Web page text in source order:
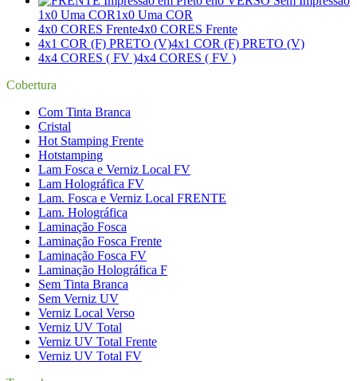
1x0 Uma COR1x0 Uma COR
4x0 CORES Frente4x0 CORES Frente
4x1 COR (F) PRETO (V)4x1 COR (F) PRETO (V)
4x4 CORES ( FV )4x4 CORES ( FV )
Cobertura
Com Tinta Branca
Cristal
Hot Stamping Frente
Hotstamping
Lam Fosca e Verniz Local FV
Lam Holográfica FV
Lam. Fosca e Verniz Local FRENTE
Lam. Holográfica
Laminação Fosca
Laminação Fosca Frente
Laminação Fosca FV
Laminação Holográfica F
Sem Tinta Branca
Sem Verniz UV
Verniz Local Verso
Verniz UV Total
Verniz UV Total Frente
Verniz UV Total FV